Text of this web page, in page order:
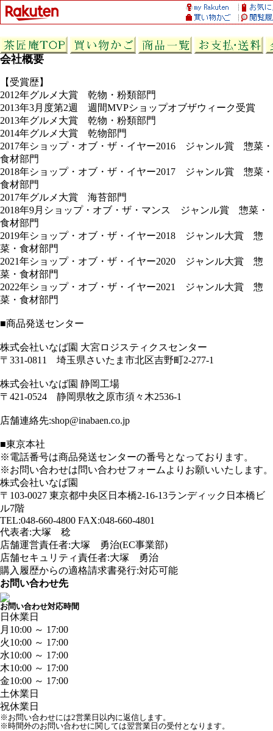
会社概要
【受賞歴】
2012年グルメ大賞 乾物・粉類部門
2013年3月度第2週 週間MVPショップオブザウィーク受賞
2013年グルメ大賞 乾物・粉類部門
2014年グルメ大賞 乾物部門
2017年ショップ・オブ・ザ・イヤー2016 ジャンル賞 惣菜・
食材部門
2018年ショップ・オブ・ザ・イヤー2017 ジャンル賞 惣菜・
食材部門
2017年グルメ大賞 海苔部門
2018年9月ショップ・オブ・ザ・マンス ジャンル賞 惣菜・
食材部門
2019年ショップ・オブ・ザ・イヤー2018 ジャンル大賞 惣
菜・食材部門
2021年ショップ・オブ・ザ・イヤー2020 ジャンル大賞 惣
菜・食材部門
2022年ショップ・オブ・ザ・イヤー2021 ジャンル大賞 惣
菜・食材部門
■商品発送センター
株式会社いなば園 大宮ロジスティクスセンター
〒331-0811 埼玉県さいたま市北区吉野町2-277-1
株式会社いなば園 静岡工場
〒421-0524 静岡県牧之原市須々木2536-1
店舗連絡先:shop@inabaen.co.jp
■東京本社
※電話番号は商品発送センターの番号となっております。
※お問い合わせは問い合わせフォームよりお願いいたします。
株式会社いなば園
〒103-0027 東京都中央区日本橋2-16-13ランディック日本橋ビ
ル7階
TEL:048-660-4800 FAX:048-660-4801
代表者:大塚 稔
店舗運営責任者:大塚 勇治(EC事業部)
店舗セキュリティ責任者:大塚 勇治
購入履歴からの適格請求書発行:対応可能
お問い合わせ先
お問い合わせ対応時間
日 休業日
月 10:00 ～ 17:00
火10:00 ～ 17:00
水10:00 ～ 17:00
木10:00 ～ 17:00
金10:00 ～ 17:00
土休業日
祝休業日
※お問い合わせには2営業日以内に返信します。
※時間外のお問い合わせに関しては翌営業日の受付となります。